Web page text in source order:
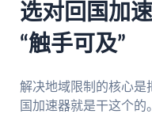
选对回国加
“触手可及”
解决地域限制的核心是
国加速器就是干这个